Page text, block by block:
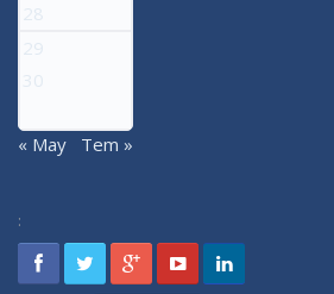
28
29
30
« May Tem »
: